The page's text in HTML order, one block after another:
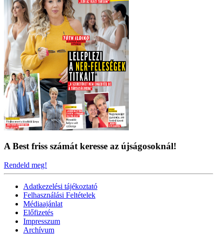
A Best friss számát keresse az újságosoknál!
Rendeld meg!
Adatkezelési tájékoztató
Felhasználási Feltételek
Médiaajánlat
Előfizetés
Impresszum
Archívum